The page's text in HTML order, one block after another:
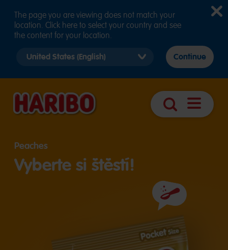
Vyhledávání
Otevřít
Peaches
Vyberte si štěstí!
Složení
The page you are viewing does not match your
location. Click here to select your country and see
the content for your location.
country
Continue